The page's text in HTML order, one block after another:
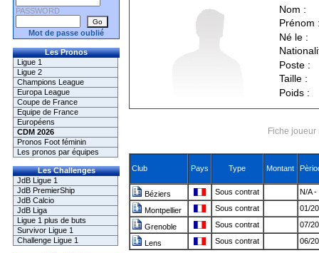
PASSWORD
Mot de passe oublié
Les Pronos
Ligue 1
Ligue 2
Champions League
Europa League
Coupe de France
Equipe de France
Européens
CDM 2026
Pronos Foot féminin
Les pronos par équipes
Les Challenges
JdB Ligue 1
JdB PremierShip
JdB Calcio
JdB Liga
Ligue 1 plus de buts
Survivor Ligue 1
Challenge Ligue 1
Nom :
Prénom
Né le :
Poste :
Taille :
Poids :
Fiche
Club Pays Type Montant
Béziers Sous contrat N/A -
Montpellier Sous contrat 01/
Grenoble Sous contrat 07/
Lens Sous contrat 06/